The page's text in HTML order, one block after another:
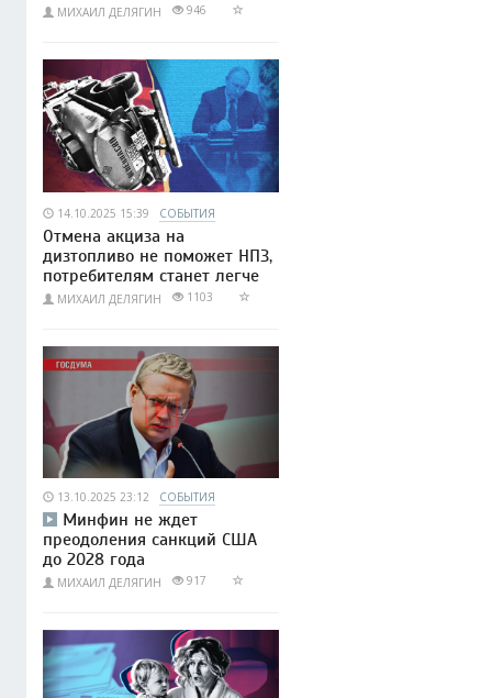
МИХАИЛ ДЕЛЯГИН 946
14.10.2025 15:39 СОБЫТИЯ
Отмена акциза на
дизтопливо не поможет НПЗ,
потребителям станет легче
МИХАИЛ ДЕЛЯГИН 1103
13.10.2025 23:12 СОБЫТИЯ
Минфин не ждет
преодоления санкций США
до 2028 года
МИХАИЛ ДЕЛЯГИН 917